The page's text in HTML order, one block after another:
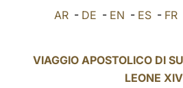
AR - DE - EN - ES - FR
VIAGGIO APOSTOLICO DI
LEONE XIV